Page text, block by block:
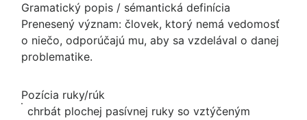
Gramatický popis / sémantická definícia
Prenesený význam: človek, ktorý nemá vedomosť
o niečo, odporúčajú mu, aby sa vzdelával o danej
problematike.
Pozícia ruky/rúk
chrbát plochej pasívnej ruky so vztýčeným